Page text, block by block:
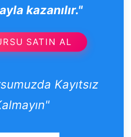
kazanılır."
SATIN AL
Kayıtsız